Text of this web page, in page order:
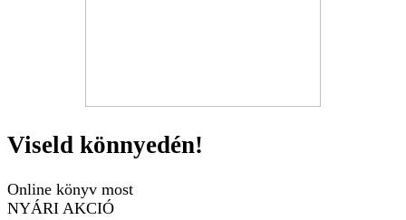
Viseld könnyedén!
Online könyv most
NYÁRI AKCIÓ